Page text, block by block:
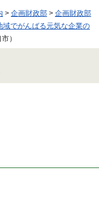
> 企画財政部 > 企画財政部
域でがんばる元気な企業の
）